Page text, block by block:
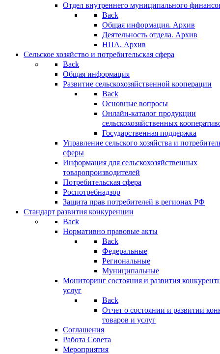
Отдел внутреннего муниципального
Back
Общая информация. Архив
Деятельность отдела. Архив
НПА. Архив
Сельское хозяйство и потребительская сфера
Back
Общая информация
Развитие сельскохозяйственной кооперации
Back
Основные вопросы
Онлайн-каталог продукции
сельскохозяйственных
Государственная поддержка
Управление сельского хозяйства и
сферы
Информация для сельскохозяйственных
товаропроизводителей
Потребительская сфера
Роспотребнадзор
Защита прав потребителей в регионах РФ
Стандарт развития конкуренции
Back
Нормативно правовые акты
Back
Федеральные
Региональные
Муниципальные
Мониторинг состояния и развития
услуг
Back
Отчет о состоянии и развитии
товаров и услуг
Соглашения
Работа Совета
Мероприятия